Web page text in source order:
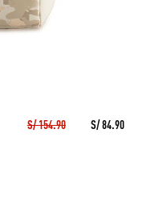
S/ 154.90 S/ 84.90